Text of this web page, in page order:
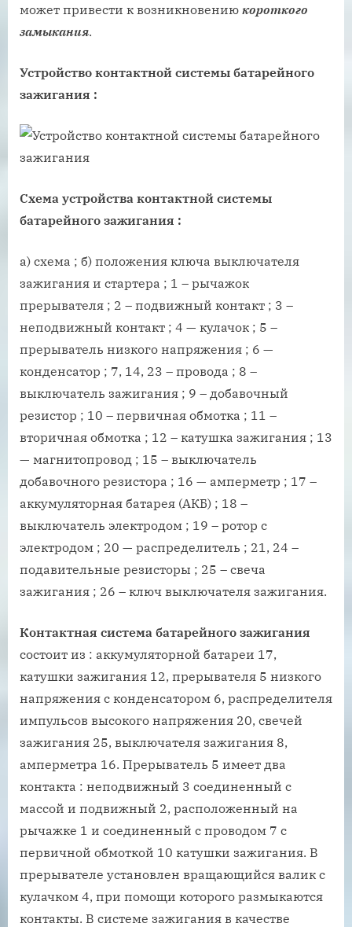
может привести к возникновению короткого
замыкания.
Устройство контактной системы батарейного
зажигания :
Схема устройства контактной системы
батарейного зажигания :
а) схема ; б) положения ключа выключателя
зажигания и стартера ; 1 – рычажок
прерывателя ; 2 – подвижный контакт ; 3 –
неподвижный контакт ; 4 — кулачок ; 5 –
прерыватель низкого напряжения ; 6 —
конденсатор ; 7, 14, 23 – провода ; 8 –
выключатель зажигания ; 9 – добавочный
резистор ; 10 – первичная обмотка ; 11 –
вторичная обмотка ; 12 – катушка зажигания ; 13
— магнитопровод ; 15 – выключатель
добавочного резистора ; 16 — амперметр ; 17 –
аккумуляторная батарея (АКБ) ; 18 –
выключатель электродом ; 19 – ротор с
электродом ; 20 — распределитель ; 21, 24 –
подавительные резисторы ; 25 – свеча
зажигания ; 26 – ключ выключателя зажигания.
Контактная система батарейного зажигания
состоит из : аккумуляторной батареи 17,
катушки зажигания 12, прерывателя 5 низкого
напряжения с конденсатором 6, распределителя
импульсов высокого напряжения 20, свечей
зажигания 25, выключателя зажигания 8,
амперметра 16. Прерыватель 5 имеет два
контакта : неподвижный 3 соединенный с
массой и подвижный 2, расположенный на
рычажке 1 и соединенный с проводом 7 с
первичной обмоткой 10 катушки зажигания. В
прерывателе установлен вращающийся валик с
кулачком 4, при помощи которого размыкаются
контакты. В системе зажигания в качестве